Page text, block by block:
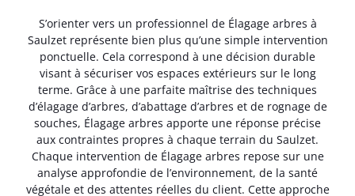
S’orienter vers un professionnel de Élagage arbres à
Saulzet représente bien plus qu’une simple intervention
ponctuelle. Cela correspond à une décision durable
visant à sécuriser vos espaces extérieurs sur le long
terme. Grâce à une parfaite maîtrise des techniques
d’élagage d’arbres, d’abattage d’arbres et de rognage de
souches, Élagage arbres apporte une réponse précise
aux contraintes propres à chaque terrain du Saulzet.
Chaque intervention de Élagage arbres repose sur une
analyse approfondie de l’environnement, de la santé
végétale et des attentes réelles du client. Cette approche